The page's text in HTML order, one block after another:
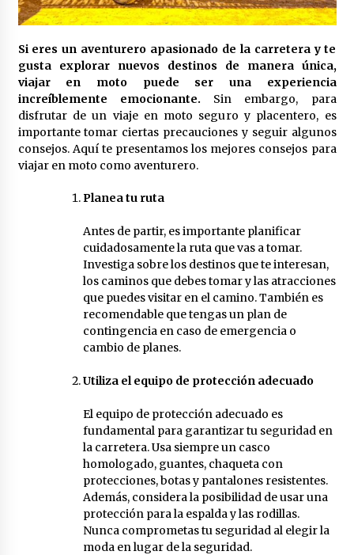
3 años atrás
RED VEGANA
3 años atrás
Voy Libre: Viaje Documental
3 años atrás
Viajero y Vivir de tu Pasión
Viajeros Veganos
3 años atrás
Gwoaw: La Primera Red Social Vegana
3 años atrás
Si eres un aventurero apasionado de la carretera y te
gusta explorar nuevos destinos de manera única,
viajar en moto puede ser una experiencia
increíblemente emocionante. Sin embargo, para
disfrutar de un viaje en moto seguro y placentero, es
importante tomar ciertas precauciones y seguir algunos
consejos. Aquí te presentamos los mejores consejos para
viajar en moto como aventurero.
Planea tu ruta
Antes de partir, es importante planificar
cuidadosamente la ruta que vas a tomar.
Investiga sobre los destinos que te interesan,
los caminos que debes tomar y las atracciones
que puedes visitar en el camino. También es
recomendable que tengas un plan de
contingencia en caso de emergencia o
cambio de planes.
Utiliza el equipo de protección adecuado
El equipo de protección adecuado es
fundamental para garantizar tu seguridad en
la carretera. Usa siempre un casco
homologado, guantes, chaqueta con
protecciones, botas y pantalones resistentes.
Además, considera la posibilidad de usar una
protección para la espalda y las rodillas.
Nunca comprometas tu seguridad al elegir la
moda en lugar de la seguridad.